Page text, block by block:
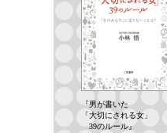
『男が書いた
「大切にされる女」
39のルール』